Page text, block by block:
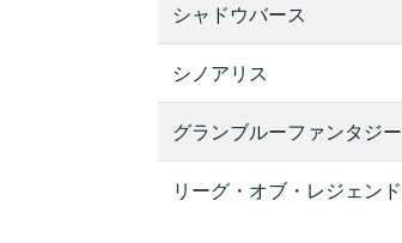
シャドウバース
シノアリス
グランブルーファンタジー
リーグ・オブ・レジェンド